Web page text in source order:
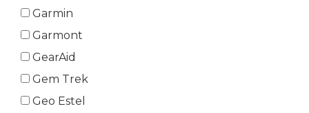
Garmin
Garmont
GearAid
Gem Trek
Geo Estel